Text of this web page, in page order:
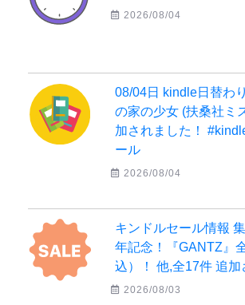
2026/08/04
08/04日 kindle日替わ
の家の少女 (扶桑社ミ
加されました！
ール
2026/08/04
キンドルセール情報
年記念！『GANTZ』
込）！ 他,全17件
2026/08/03